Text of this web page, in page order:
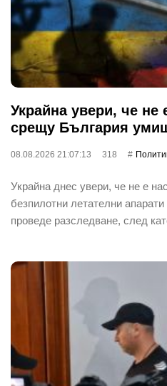
Украйна увери, че не
срещу България
08.08.2026 21:07:13 318
Украйна днес увери, че не е
безпилотни летателни
проведе разследване, след